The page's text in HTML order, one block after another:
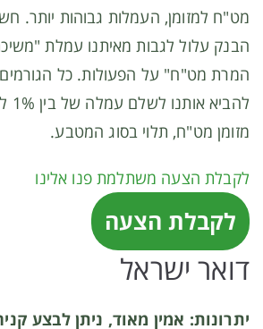
מט"ח למזומן, העמלות גבוהות יותר.
הבנק עלול לגבות מאיתנו עמלת
המרת מט"ח" על הפעולות. כל הגורמים
מזומן מט"ח, תלוי בסוג המטבע.
לקבלת הצעה משתלמת פנו אלינו
לקבלת הצעה
דואר ישראל
יתרונות: אמין מאוד, ניתן לבצע